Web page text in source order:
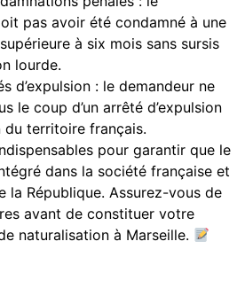
pas avoir été condamné à une
à six mois sans sursis
lourde.
d’expulsion : le demandeur ne
le coup d’un arrêté d’expulsion
du territoire français.
pour garantir que le
dans la société française et
la République. Assurez-vous de
avant de constituer votre
naturalisation à Marseille.